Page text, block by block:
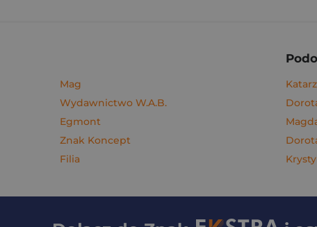
Mag
Wydawnictwo W.A.B.
Egmont
Znak Koncept
Filia